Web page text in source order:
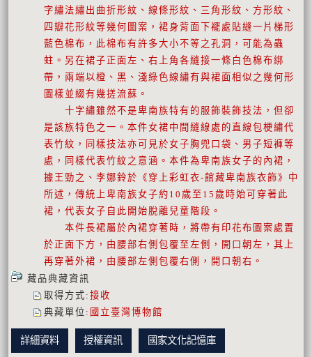
字繡法繡出曲折形紋、線條形紋、三角形紋、方形紋、
四瓣花形紋等幾何圖案，裙身背面下襬處貼縫一片梯形
藍色棉布，此棉布有許多大小不等之孔洞，可能為蟲
蛀。另在裙子正面左、右上角各縫接一條白色棉布綁
帶，兩端以橙、黑、淺綠色線繡有與裙面相似之幾何形
圖樣並綴有幾搓流蘇。
十字繡雖然不是卑南族特有的服飾裝飾技法，但卻
是該族特色之一。本件女裙中間縫線處的直線包梗繡代
表竹紋，同樣技法亦可見於女子胸兜口袋、男子短褲等
處，同樣代表竹紋之意涵。本件為卑南族女子的內裙，
據王勁之、李娜鈴於《穿上彩虹衣-館藏卑南族衣飾》中
所述，傳統上卑南族女子約10歲至15歲時始可穿著此
裙，代表女子自此開始脫離兒童階段。
本件長裙屬於內裙穿著時，將帶有印花布圖案處置
於正面下方，由腰部右側包覆至左側，開口朝左，其上
再穿著外裙，由腰部左側包覆右側，開口朝右。
藏品典藏資訊
取得方式 : 接收
典藏單位 : 國立臺灣博物館
詳細資料 授權資訊 國家文化記憶庫